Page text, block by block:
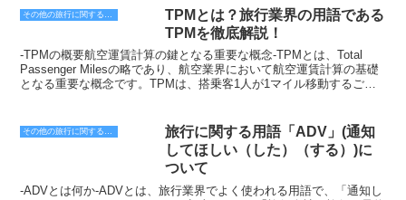
荷物料-航空機に預ける手荷物の重量が規定を超えた場合、受託手荷
物料として追加料金を徴収されることがあります。受託手荷物料は、
航空会社によって異なります。-・食事代-航空機内で提供される食事
の代金として、食事代を徴収されることがあります。食事代は、航空
会社によって異なります。-・宿泊税-宿泊施設に宿泊した場合、宿泊
税を徴収されることがあります。宿泊税は、都道府県や市町村によっ
て異なります。-サーチャージは、旅行の費用を増加させる要因とな
て予算を立てる必要があります。-
作物を守るために実施されています。有害な生物が国内に侵入する
と、農作物に被害を与え、収穫量が減少するなどの問題が発生しま
す。また、有害な生物が国内に定着すると、撲滅することが困難とな
り、長期にわたって農作物に被害を与え続けることとなります。植物
検疫は、輸入する植物の種類や数量によって、必要な手続きが異なり
ます。果物や野菜など、生鮮食品の場合には、原則として輸入が禁止
は、輸入前に植物防疫所による検査を受ける必要があります。植物防
疫所の検査では、果物や野菜に有害な生物が付着していないか、ま
た、果物や野菜自体が有害な生物に感染していないかを確認します。
検査に合格した果物や野菜は、輸入が許可されます。植物検疫は、日
本国内の農作物を守るために重要な制度です。海外から果物や植物類
TPMとは？旅行業界の用語である
TPMを徹底解説！
-TPMの概要航空運賃計算の鍵となる重要な概念-TPMとは、Total
Passenger Milesの略であり、航空業界において航空運賃計算の基礎
となる重要な概念です。TPMは、搭乗客1人が1マイル移動するごと
り、航空会社の収益性を左右する重要な要素です。航空会社は、
TPMを高く維持することができれば、収益性を向上させることがで
きます。逆に、TPMが低くなってしまうと、収益性が低下してしま
います。航空会社は、TPMを高く維持するために、様々な施策を講
じています。例えば、航空運賃を高く設定したり、座席数を増やした
その他の旅行に関する用語
旅行に関する用語「ADV」(通知
してほしい（した）（する）)に
ついて
-ADVとは何か-ADVとは、旅行業界でよく使われる用語で、「通知し